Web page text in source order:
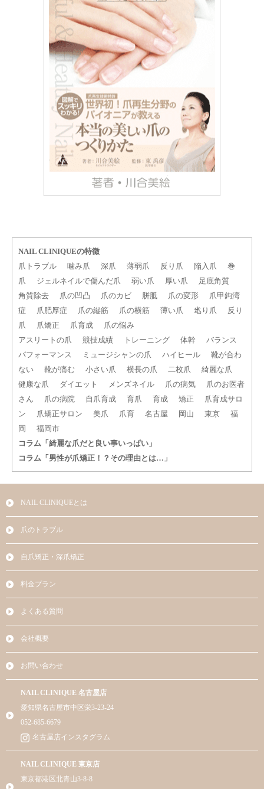
NAIL CLINIQUEの特徴
爪トラブル
噛み爪 深爪 薄弱爪 反り爪 陥入爪
巻
爪
ジェルネイルで傷んだ爪 弱い爪 厚い爪
足底角質
角質除去
爪の凹凸 爪のカビ 胼胝 爪の変形
爪甲鉤湾
症
爪肥厚症 爪の縦筋 爪の横筋 薄い爪 毟り爪
反り
爪
爪矯正 爪育成
爪の悩み
アスリートの爪
競技成績 トレーニング 体幹
バランス
パフォーマンス
ミュージシャンの爪 ハイヒール
靴が合わ
ない
靴が痛む 小さい爪 横長の爪 二枚爪
綺麗な爪
健康な爪
ダイエット メンズネイル 爪の病気
爪のお医者
さん
爪の病院 自爪育成 育爪 育成 矯正
爪育成サロ
ン
爪矯正サロン 美爪 爪育 名古屋 岡山 東京
福
岡
福岡市
コラム「綺麗な爪だと良い事いっぱい」
コラム「男性が爪矯正！？その理由とは…」
NAIL CLINIQUEとは
爪のトラブル
自爪矯正・深爪矯正
料金プラン
よくある質問
会社概要
お問い合わせ
NAIL CLINIQUE 名古屋店
愛知県名古屋市中区栄3-23-24
052-685-6679
名古屋店インスタグラム
NAIL CLINIQUE 東京店
東京都港区北青山3-8-8